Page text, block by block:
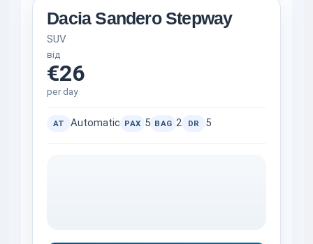
Dacia Sandero Stepway
SUV
від
€26
per day
AT Automatic PAX 5 BAG 2 DR 5